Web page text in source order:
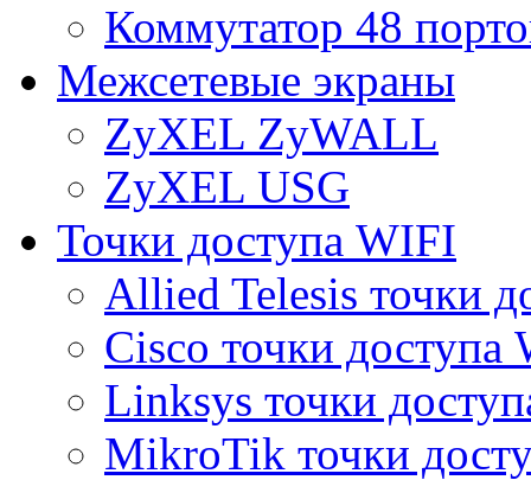
Коммутатор 48
Межсетевые экраны
ZyXEL ZyWALL
ZyXEL USG
Точки доступа WIFI
Allied Telesis точки
Cisco точки доступа
Linksys точки
MikroTik точки